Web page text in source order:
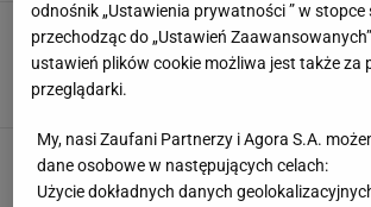
W jaki sposób modelki dbają
Hailey Bieber numerem
trening
Nicole Scherzinger podała
sylwetkę. Trzyma się jasno
odnośnik „Ustawienia prywatności ” w stopce
przechodząc do „Ustawień
ustawień plików cookie możliwa jest także za
przeglądarki.
My, nasi Zaufani Partnerzy i Agora S.A.
dane osobowe w następujących celach:
Użycie dokładnych danych